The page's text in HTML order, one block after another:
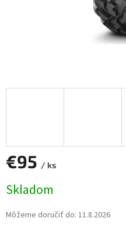
€95 / ks
cena:
Skladom
Môžeme doručiť do: 11.8.2026